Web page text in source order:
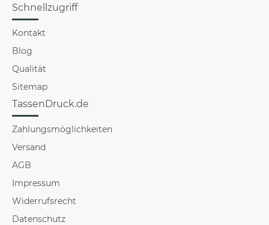
Schnellzugriff
Kontakt
Blog
Qualität
Sitemap
TassenDruck.de
Zahlungsmöglichkeiten
Versand
AGB
Impressum
Widerrufsrecht
Datenschutz